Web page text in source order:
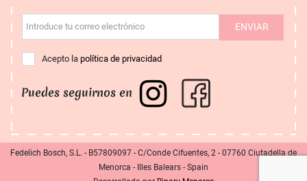
Introduce tu correo electrónico ENVIAR
Acepto lapolítica de privacidad
Puedes seguirnos en
Fedelich Bosch, S.L. - B57809097 - C/Conde Cifuentes, 2 - 07760 Ciutadella de
Menorca - Illes Balears - Spain